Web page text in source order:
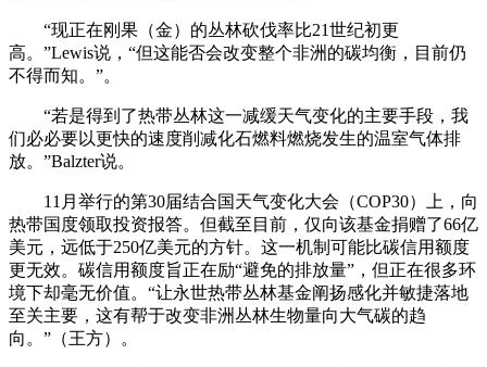
“现正在刚果（金）的丛林砍伐率比21世纪初更
高。”Lewis说，“但这能否会改变整个非洲的碳均衡，目前仍
不得而知。”。
“若是得到了热带丛林这一减缓天气变化的主要手段，我
们必必要以更快的速度削减化石燃料燃烧发生的温室气体排
放。”Balzter说。
11月举行的第30届结合国天气变化大会（COP30）上，向
热带国度领取投资报答。但截至目前，仅向该基金捐赠了66亿
美元，远低于250亿美元的方针。这一机制可能比碳信用额度
更无效。碳信用额度旨正在励“避免的排放量”，但正在很多环
境下却毫无价值。“让永世热带丛林基金阐扬感化并敏捷落地
至关主要，这有帮于改变非洲丛林生物量向大气碳的趋
向。”（王方）。